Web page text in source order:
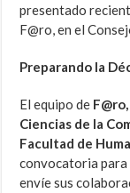
presentado
F@ro, en el
Preparando la
El equipo de
Ciencias de la
Facultad de
convocatoria para
envíe sus